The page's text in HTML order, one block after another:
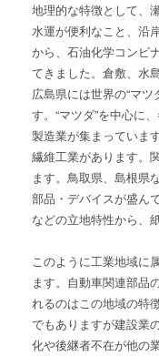
地理的な特徴として、
水運が便利なこと、沿
から、石油化学コンビ
てきました。倉敷、水
広島県には世界の“マ
す。“マツダ”を中心に
製造業が集まっていま
繊維工業があります。
ます。鳥取県、島根県
部品・デバイスが盛ん
などの立地特性から、
このように工業地域に
ます。自動車関連部品
れるのはこの地域の特
でもありますが建設業
化や後継者不在が他の